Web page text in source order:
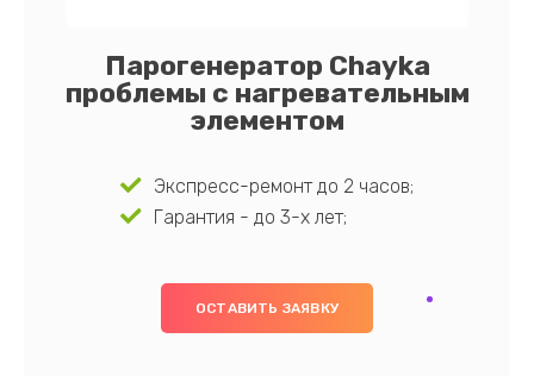
Парогенератор Chayka
проблемы с нагревательным
элементом
Экспресс-ремонт до 2 часов;
Гарантия - до 3-х лет;
ОСТАВИТЬ ЗАЯВКУ